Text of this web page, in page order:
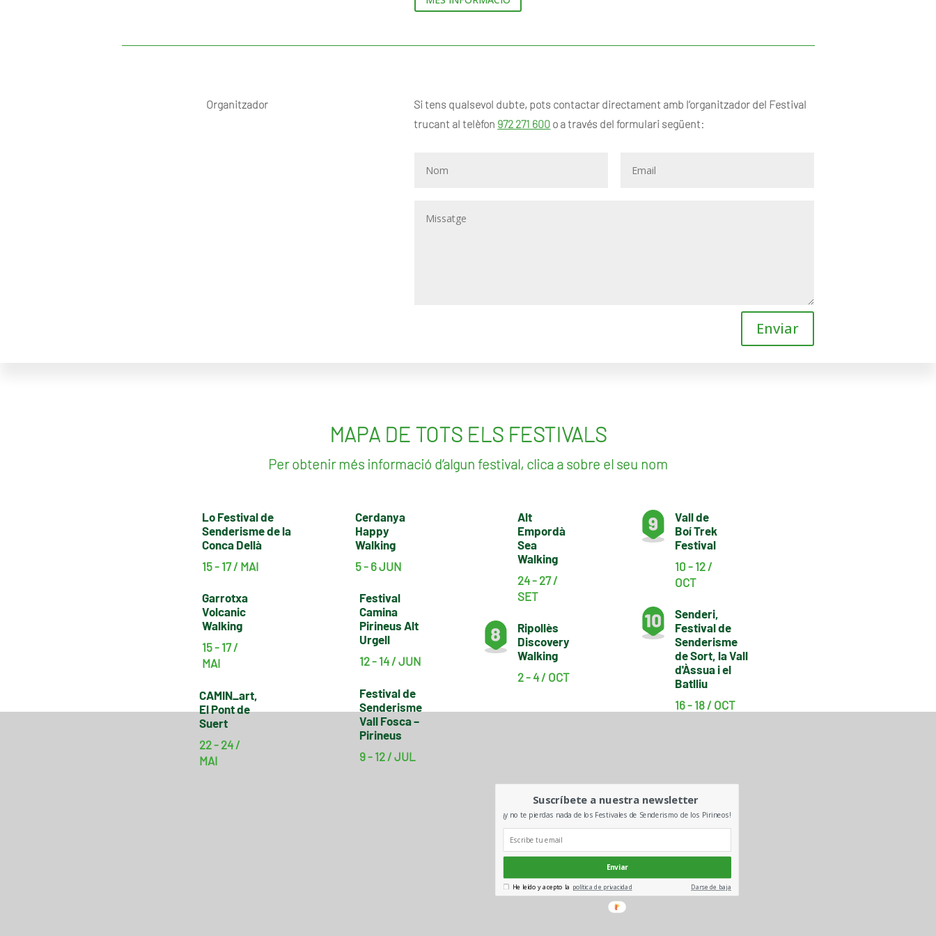
Organitzador
Si tens qualsevol dubte, pots contactar directament amb l’organitzador del Festival
trucant al telèfon 972 271 600 o a través del formulari següent:
Enviar
MAPA DE TOTS ELS FESTIVALS
Per obtenir més informació d’algun festival, clica a sobre el seu nom
Lo Festival de
Senderisme de la
Conca Dellà
15 - 17 / MAI
Garrotxa
Volcanic
Walking
15 - 17 /
MAI
CAMIN_art,
El Pont de
Suert
22 - 24 /
MAI
Cerdanya
Happy
Walking
5 - 6 JUN
Festival
Camina
Pirineus Alt
Urgell
12 - 14 / JUN
Festival de
Senderisme
Vall Fosca –
Pirineus
9 - 12 / JUL
Alt
Empordà
Sea
Walking
24 - 27 /
SET
Ripollès
Discovery
Walking
2 - 4 / OCT
Vall de
Boí Trek
Festival
10 - 12 /
OCT
Senderi,
Festival de
Senderisme
de Sort, la Vall
d'Àssua i el
Batlliu
16 - 18 / OCT
Suscríbete a nuestra newsletter
¡y no te pierdas nada de los Festivales de Senderismo de los Pirineos!
Enviar
He leído y acepto la política de privacidad Darse de baja